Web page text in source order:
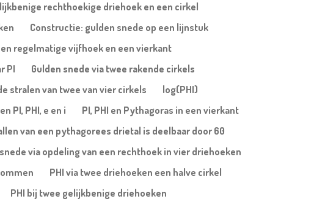
rechthoekige driehoek en een cirkel
Constructie: gulden snede op een lijnstuk
regelmatige vijfhoek en een vierkant
PI
Gulden snede via twee rakende cirkels
stralen van twee van vier cirkels
log(PHI)
PI, PHI, e en i
PI, PHI en Pythagoras in een vierkant
van een pythagorees drietal is deelbaar door 60
via opdeling van een rechthoek in vier driehoeken
PHI via twee driehoeken een halve cirkel
PHI bij twee gelijkbenige driehoeken